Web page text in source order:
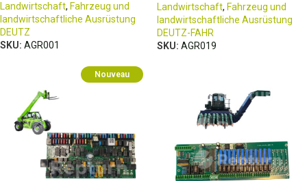
Landwirtschaft, Fahrzeug und
landwirtschaftliche Ausrüstung
DEUTZ
SKU: AGR001
Landwirtschaft, Fahrzeug und
landwirtschaftliche Ausrüstung
DEUTZ-FAHR
SKU: AGR019
Nouveau